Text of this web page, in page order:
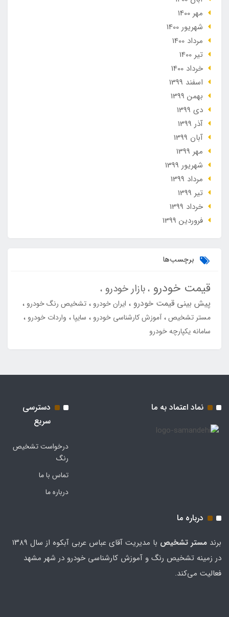
مهر 1400
شهریور 1400
مرداد 1400
تير 1400
خرداد 1400
اسفند 1399
بهمن 1399
دی 1399
آذر 1399
آبان 1399
مهر 1399
شهریور 1399
مرداد 1399
تير 1399
خرداد 1399
فروردین 1399
برچسب‌ها
قیمت خودرو بازار خودرو
پیش بینی قیمت خودرو ایران خودرو
تشخیص رنگ خودرو
مستر تشخیص آموزش کارشناسی خودرو سایپا
واردات خودرو
سامانه یکپارچه خودرو
نماد اعتماد به ما
دسترسی
سریع
درخواست تشخیص
رنگ
تماس با ما
درباره ما
درباره ما
برند مستر تشخيص
با مدیریت آقای عباس عربی آبکوه از سال ۱۳۸۹
در زمینه تشخیص رنگ و آموزش کارشناسی خودرو در شهر مشهد
فعالیت می‌کند.